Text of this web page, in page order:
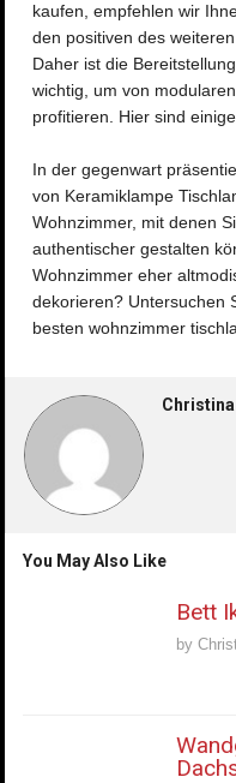
kaufen, empfehlen wir
den positiven des
Daher ist die
wichtig, um von
profitieren. Hier sind
In der gegenwart
von Keramiklampe
Wohnzimmer, mit denen
authentischer gestalten
Wohnzimmer eher
dekorieren? Untersuchen
besten wohnzimmer
Christina
You May Also Like
Bett
by